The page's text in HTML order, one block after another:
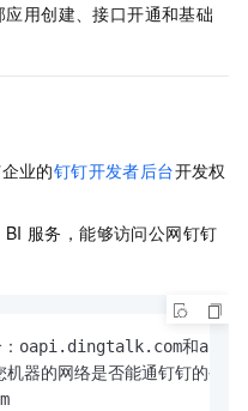
用创建、接口开通和基础
业的钉钉开发者后台开发权
BI 服务，能够访问公网钉钉
：oapi.dingtalk.com和
器的网络是否能通钉钉的公网